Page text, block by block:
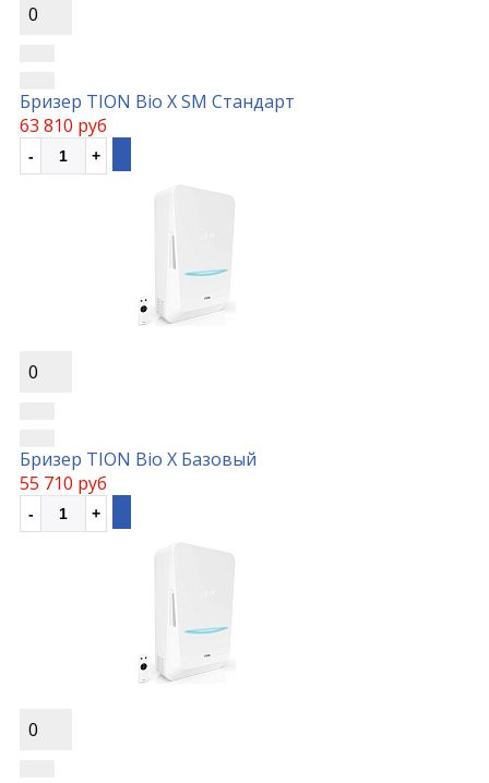
0
Бризер TION Bio X SM Стандарт
63 810 руб
0
Бризер TION Bio X Базовый
55 710 руб
0